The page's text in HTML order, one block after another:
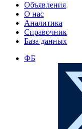
Объявления
О нас
Аналитика
Справочник
База данных
ФБ